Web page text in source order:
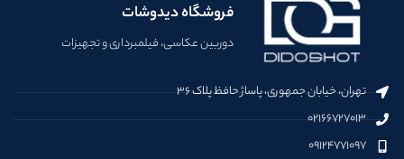
فروشگاه دیدوشات
دوربین عکاسی، فیلمبرداری و تجهیزات
تهران، خیابان جمهوری، پاساژ حافظ پلاک ۳۶
۰۲۱۶۶۷۲۷۰۱۳
۰۹۱۲۴۷۷۱۰۹۷